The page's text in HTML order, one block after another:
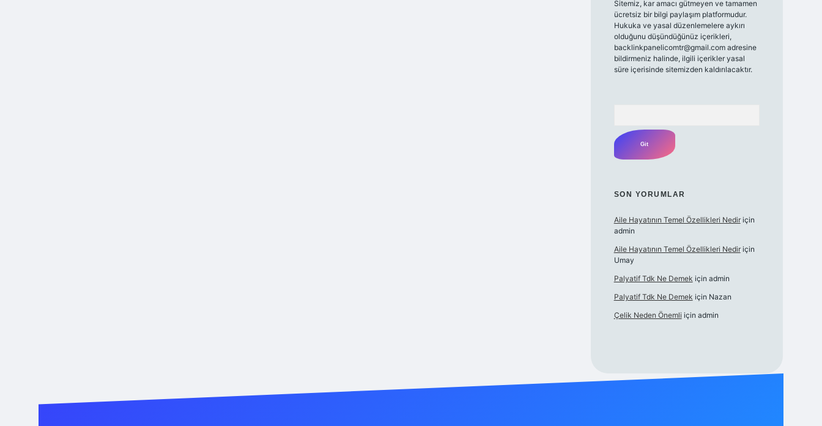
Sitemiz, kar amacı gütmeyen ve tamamen
ücretsiz bir bilgi paylaşım platformudur.
Hukuka ve yasal düzenlemelere aykırı
olduğunu düşündüğünüz içerikleri,
backlinkpanelicomtr@gmail.comadresine
bildirmeniz halinde, ilgili içerikler yasal
süre içerisinde sitemizden kaldırılacaktır.
SON YORUMLAR
Aile Hayatının Temel Özellikleri Nediriçin
admin
Aile Hayatının Temel Özellikleri Nediriçin
Umay
Palyatif Tdk Ne Demek için admin
Palyatif Tdk Ne Demek için Nazan
Çelik Neden Önemli için admin